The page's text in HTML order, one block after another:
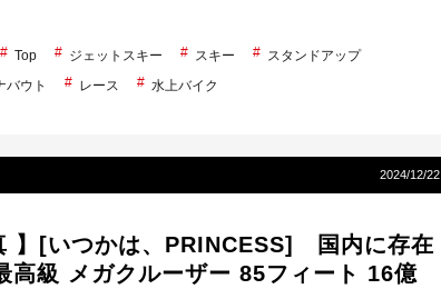
Top ジェットスキー スキー
スタンドアップ
バウト レース 水上バイク
2024/12/22
】[いつかは、PRINCESS] 国内に存在
高級 メガクルーザー 85フィート 16億